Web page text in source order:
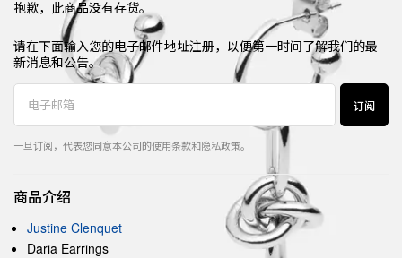
抱歉，此商品没有存货。
请在下面输入您的电子邮件地址注册，以便第一时间了解我们的最
新消息和公告。
订阅
一旦订阅，代表您同意本公司的使用条款和隐私政策。
商品介绍
Justine Clenquet
Daria Earrings